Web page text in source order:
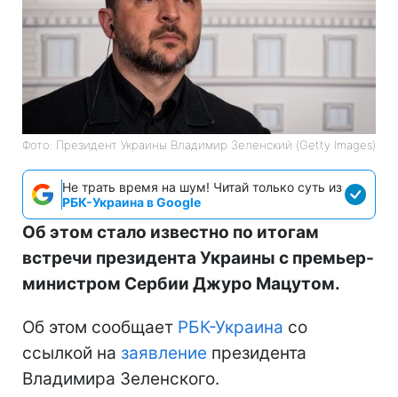
Фото: Президент Украины Владимир Зеленский (Getty Images)
Не трать время на шум! Читай только суть из
РБК-Украина в Google
Об этом стало известно по итогам
встречи президента Украины с премьер-
министром Сербии Джуро Мацутом.
Об этом сообщает РБК-Украина со
ссылкой на заявление президента
Владимира Зеленского.